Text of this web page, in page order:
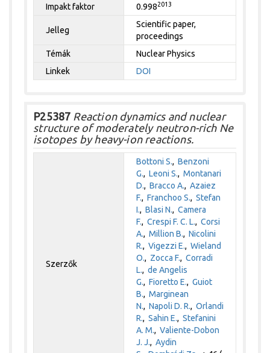
Impakt faktor 0.9982013
Jelleg
Scientific paper,
proceedings
Témák
Nuclear Physics
Linkek
DOI
P25387 Reaction dynamics and nuclear
structure of moderately neutron-rich Ne
isotopes by heavy-ion reactions.
Szerzők
Bottoni S.,Benzoni
G.,Leoni S.,Montanari
D.,Bracco A.,Azaiez
F.,Franchoo S.,Stefan
I.,Blasi N.,Camera
F.,Crespi F. C. L.,Corsi
A.,Million B.,Nicolini
R.,Vigezzi E.,Wieland
O., Zocca F.,Corradi
L.,de Angelis
G.,Fioretto E.,Guiot
B.,Marginean
N.,Napoli D. R.,Orlandi
R.,Sahin E.,Stefanini
A. M.,Valiente-Dobon
J. J.,Aydin